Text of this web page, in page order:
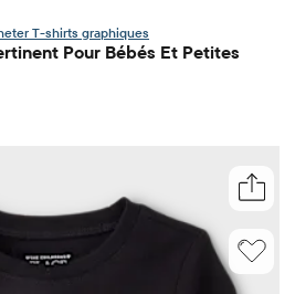
T-shirts graphiques
Pour Bébés Et Petites